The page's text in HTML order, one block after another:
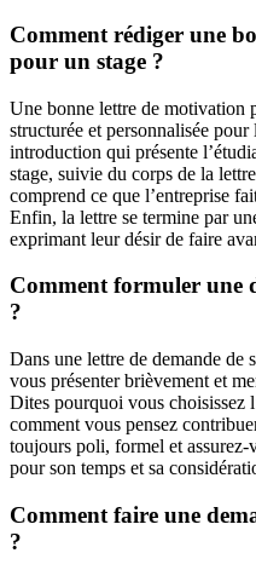
Comment rédiger une
pour un stage ?
Une bonne lettre de motivation
structurée et personnalisée
introduction qui présente
stage, suivie du corps de la
comprend ce que l’entreprise
Enfin, la lettre se termine par
exprimant leur désir de faire
Comment formuler une
?
Dans une lettre de demande de
vous présenter brièvement et
Dites pourquoi vous choisissez
comment vous pensez
toujours poli, formel et assurez-
pour son temps et sa
Comment faire une
?